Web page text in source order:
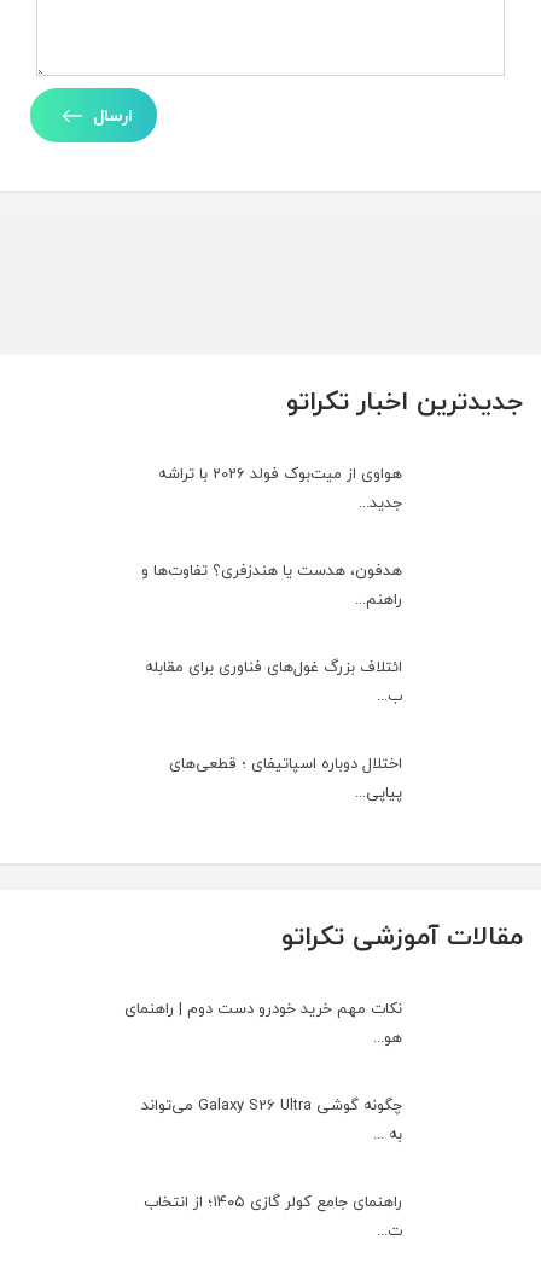
جدیدترین اخبار تکراتو
هواوی از میت‌بوک فولد 2026 با تراشه
جدید...
هدفون، هدست یا هندزفری؟ تفاوت‌ها و
راهنم...
ائتلاف بزرگ غول‌های فناوری برای مقابله
ب...
اختلال دوباره اسپاتیفای ؛ قطعی‌های
پیاپی...
ارسال
مقالات آموزشی تکراتو
نکات مهم خرید خودرو دست دوم | راهنمای
هو...
چگونه گوشی Galaxy S26 Ultra می‌تواند
به ...
راهنمای جامع کولر گازی ۱۴۰۵؛ از انتخاب
ت...